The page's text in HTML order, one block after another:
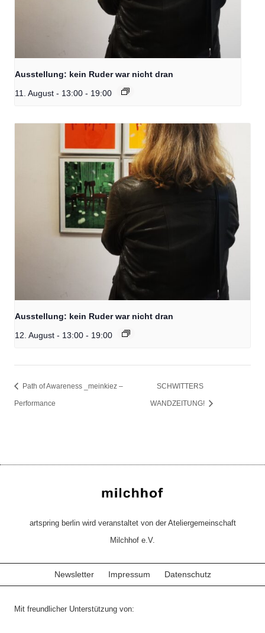
Ausstellung: kein Ruder war nicht dran
11. August - 13:00 - 19:00
Ausstellung: kein Ruder war nicht dran
12. August - 13:00 - 19:00
Path of Awareness _meinkiez –
Performance
SCHWITTERS
WANDZEITUNG!
artspring berlin wird veranstaltet von der Ateliergemeinschaft
Milchhof e.V.
Newsletter Impressum Datenschutz
Mit freundlicher Unterstützung von: